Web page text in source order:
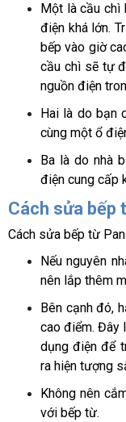
Một là cầu
điện khá lớn.
bếp vào giờ
cầu chì sẽ tự
nguồn điện
Hai là do bạn
cùng một ổ
Ba là do nhà
điện cung cấp
Cách sửa bếp
Cách sửa bếp từ
Nếu nguyên
nên lắp thêm
Bên cạnh đó,
cao điểm. Đây
dụng điện để
ra hiện tượng
Không nên
với bếp từ.